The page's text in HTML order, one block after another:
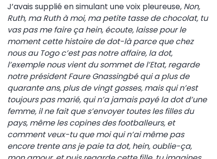
J’avais supplié en simulant une voix pleureuse, Non,
Ruth, ma Ruth à moi, ma petite tasse de chocolat, tu
vas pas me faire ça hein, écoute, laisse pour le
moment cette histoire de dot-là parce que chez
nous au Togo c’est pas notre affaire, la dot,
l’exemple nous vient du sommet de l’Etat, regarde
notre président Faure Gnassingbé qui a plus de
quarante ans, plus de vingt gosses, mais qui n’est
toujours pas marié, qui n’a jamais payé la dot d’une
femme, il ne fait que s’envoyer toutes les filles du
pays, même les copines des footballeurs, et
comment veux-tu que moi qui n’ai même pas
encore trente ans je paie ta dot, hein, oublie-ça,